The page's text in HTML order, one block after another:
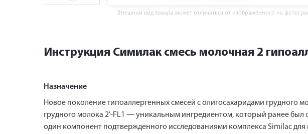
Внешний вид товара может отличаться от изображённого на
Инструкция Симилак смесь молочная 2
Назначение
Новое поколение гипоаллергенных смесей с олигосахаридами грудного
грудного молока 2’-FL1 — уникальным ингредиентом, который ранее
один компонент подтвержденного исследованиями комплекса Similac